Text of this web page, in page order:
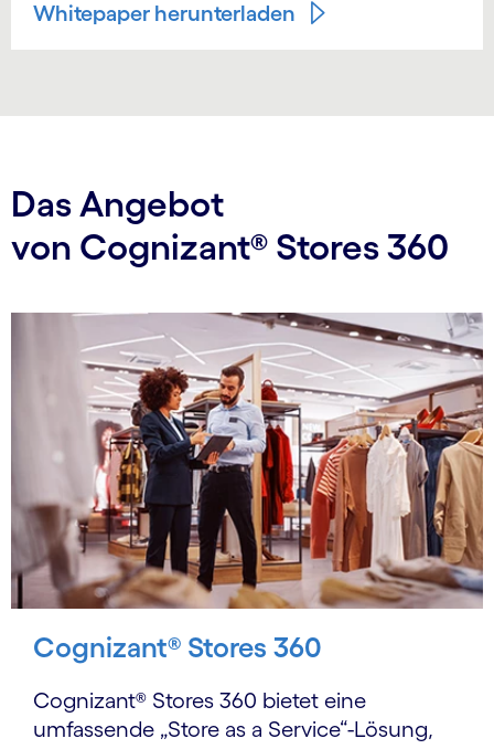
Whitepaper herunterladen
Das Angebot
von Cognizant® Stores 360
Cognizant® Stores 360
Cognizant® Stores 360 bietet eine
umfassende „Store as a Service“-Lösung,